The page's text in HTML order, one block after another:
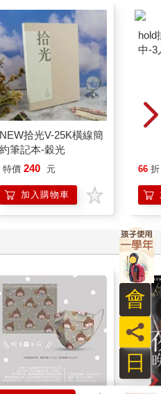
加入胡蘿蔔絲，以矽膠攪拌匙混
，全部一起混拌均勻，最後拌
個蛋糕模中，將模具在桌上用
。
～40分鐘。以竹籤插入蛋糕中
未沾黏麵糊，即表示蛋糕烘烤
你已在前一天烤好蛋糕，在裝
。
層蛋糕片，也可裝入擠花袋中
，並將剩下的腰果優格糊抹於
或是胡蘿蔔狀的杏仁膏為蛋糕
用，可暫置冰箱中。
NEW拾光V-25K橫線簡
約筆記本-穀光
特價 240 元
加入購物車
66 折
日
員
會